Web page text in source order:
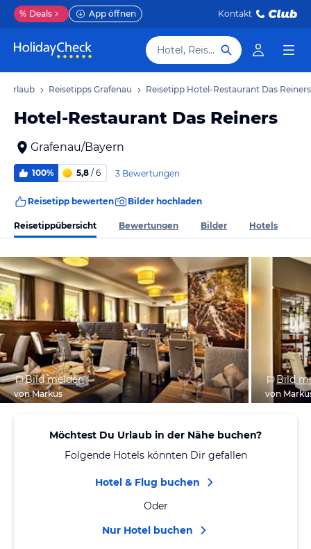
% Deals App öffnen Kontakt
Hotel, Reiseziel
Urlaub Reisetipps Grafenau Reisetipp Hotel-Restaurant Das Reiners
Hotel-Restaurant Das Reiners
Grafenau/Bayern
100% 5,8 / 6 3 Bewertungen
Reisetipp bewerten Bilder hochladen
Reisetippübersicht Bewertungen Bilder Hotels
Bild melden
von Markus
Bild
von
Möchtest Du Urlaub in der Nähe buchen?
Folgende Hotels könnten Dir gefallen
Hotel & Flug buchen
Oder
Nur Hotel buchen